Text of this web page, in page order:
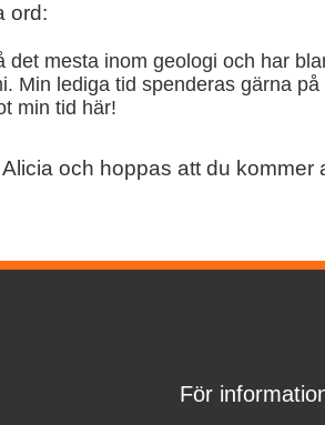
ord:
det mesta inom geologi och har
Min lediga tid spenderas gärna
min tid här!
och hoppas att du
För